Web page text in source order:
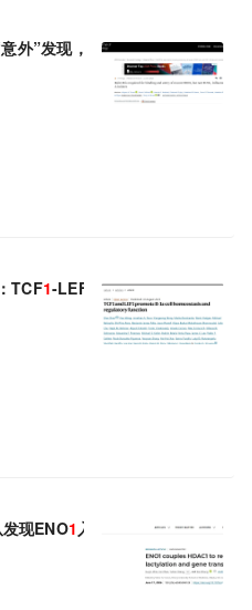
外”发现，H3N2和H1N1走的是
TCF1-LEF 跨界掌管B细胞“青春
现ENO1入核耦合HDAC1通过局